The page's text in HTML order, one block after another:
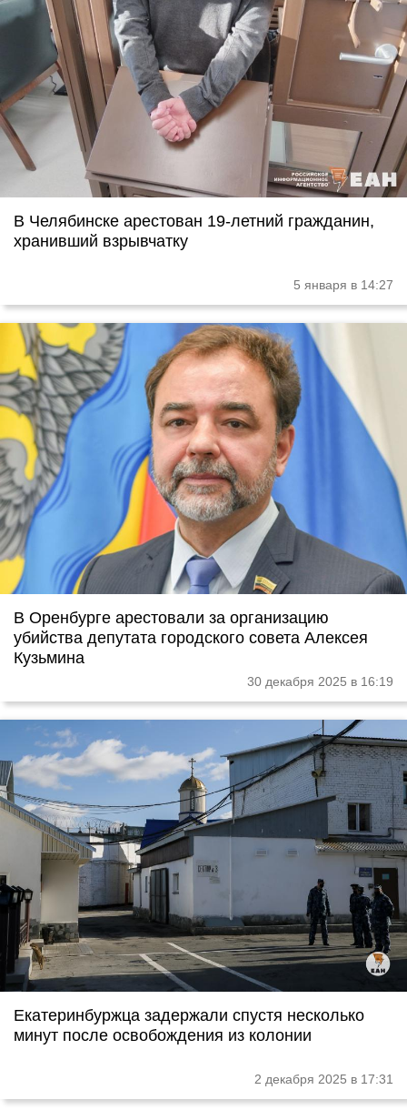
В Челябинске арестован 19-летний гражданин,
хранивший взрывчатку
5 января в 14:27
В Оренбурге арестовали за организацию
убийства депутата городского совета Алексея
Кузьмина
30 декабря 2025 в 16:19
Екатеринбуржца задержали спустя несколько
минут после освобождения из колонии
2 декабря 2025 в 17:31